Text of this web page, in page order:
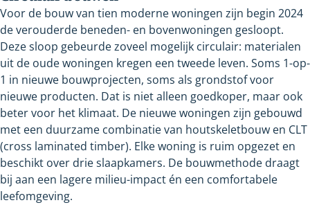
Voor de bouw van tien moderne woningen zijn begin 2024
de verouderde beneden- en bovenwoningen gesloopt.
Deze sloop gebeurde zoveel mogelijk circulair: materialen
uit de oude woningen kregen een tweede leven. Soms 1-op-
1 in nieuwe bouwprojecten, soms als grondstof voor
nieuwe producten. Dat is niet alleen goedkoper, maar ook
beter voor het klimaat. De nieuwe woningen zijn gebouwd
met een duurzame combinatie van houtskeletbouw en CLT
(cross laminated timber). Elke woning is ruim opgezet en
beschikt over drie slaapkamers. De bouwmethode draagt
bij aan een lagere milieu-impact én een comfortabele
leefomgeving.